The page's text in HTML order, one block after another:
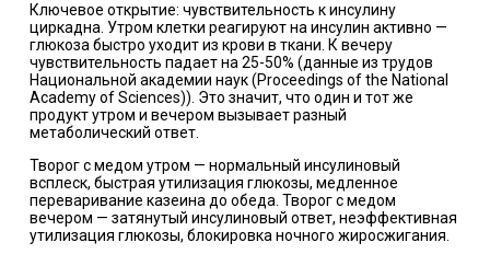
Ключевое открытие: чувствительность к инсулину
циркадна. Утром клетки реагируют на инсулин активно —
глюкоза быстро уходит из крови в ткани. К вечеру
чувствительность падает на 25-50% (данные из трудов
Национальной академии наук (Proceedings of the National
Academy of Sciences)). Это значит, что один и тот же
продукт утром и вечером вызывает разный
метаболический ответ.
Творог с медом утром — нормальный инсулиновый
всплеск, быстрая утилизация глюкозы, медленное
переваривание казеина до обеда. Творог с медом
вечером — затянутый инсулиновый ответ, неэффективная
утилизация глюкозы, блокировка ночного жиросжигания.